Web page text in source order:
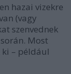
hazai vizekre
(vagy
szenvednek
Most
– például